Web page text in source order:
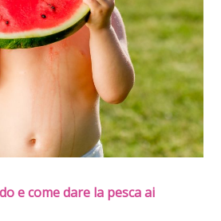
e come dare la pesca ai